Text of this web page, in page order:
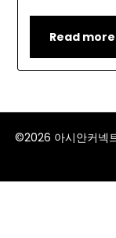
Read more
©2026 아시안커넥